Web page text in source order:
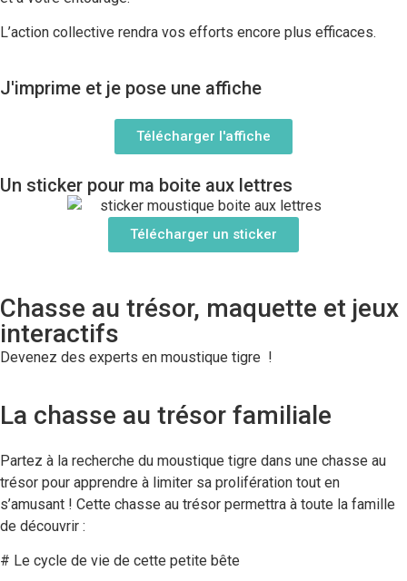
L’action collective rendra vos efforts encore plus efficaces.
J'imprime et je pose une affiche
Télécharger l'affiche
Un sticker pour ma boite aux lettres
Télécharger un sticker
Chasse au trésor, maquette et jeux
interactifs
Devenez des experts en moustique tigre !
La chasse au trésor familiale
Partez à la recherche du moustique tigre dans une chasse au
trésor pour apprendre à limiter sa prolifération tout en
s’amusant ! Cette chasse au trésor permettra à toute la famille
de découvrir :
# Le cycle de vie de cette petite bête